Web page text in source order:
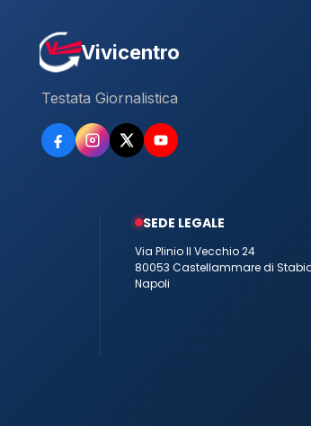
Vivicentro
Testata Giornalistica
SEDE LEGALE
Via Plinio Il Vecchio 24
80053 Castellammare di
Napoli